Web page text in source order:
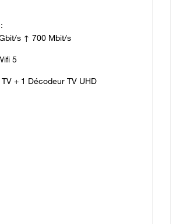
s ↑ 700 Mbit/s
5
+ 1 Décodeur TV UHD